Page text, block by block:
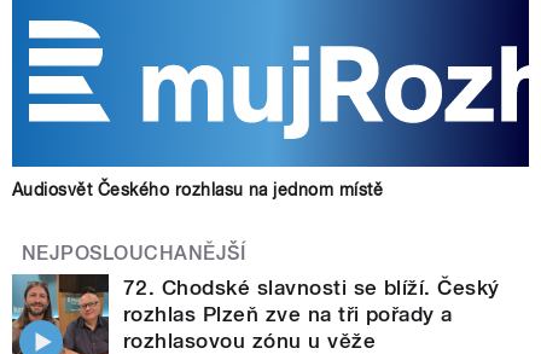
Audiosvět Českého rozhlasu na jednom místě
NEJPOSLOUCHANĚJŠÍ
72. Chodské slavnosti se blíží. Český
rozhlas Plzeň zve na tři pořady a
rozhlasovou zónu u věže